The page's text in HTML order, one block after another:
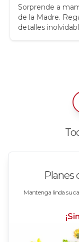
Sorprende a
de la Madre.
detalles
Planes
Mantenga linda su